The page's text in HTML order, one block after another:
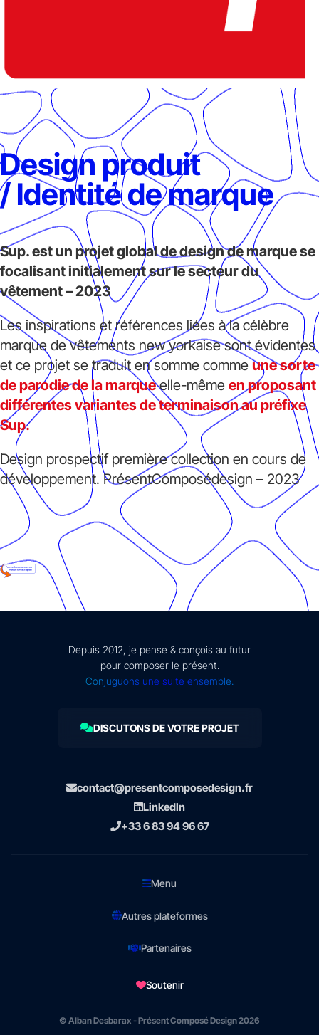
Design produit
/Identité de marque
Sup. est un projet global de design de marque se
focalisant initialement sur le secteur du
vêtement– 2023
Les inspirations et références liées à la célèbre
marque de vêtements new yorkaise sont évidentes
et ce projet se traduit en somme commeune sorte
de parodie de la marqueelle-même en proposant
différentes variantes de terminaison au préfixe
Sup.
Design prospectif première collection en cours de
développement. PrésentComposédesign – 2023
Depuis 2012, je pense & conçois au futur
pour composer le présent.
Conjuguons une suite ensemble.
DISCUTONS DE VOTRE PROJET
contact@presentcomposedesign.fr
LinkedIn
+33 6 83 94 96 67
Menu
Autres plateformes
Partenaires
Soutenir
© Alban Desbarax - Présent Composé Design 2026